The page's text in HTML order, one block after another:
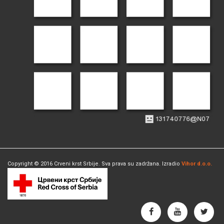
Copyright © 2016 Crveni krst Srbije. Sva prava su zadržana. Izradio Vihor d.o.o.